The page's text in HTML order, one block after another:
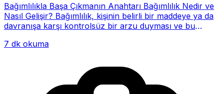
Bağımlılıkla Başa Çıkmanın Anahtarı Bağımlılık Nedir ve
Nasıl Gelişir? Bağımlılık, kişinin belirli bir maddeye ya da
davranışa karşı kontrolsüz bir arzu duyması ve bu
7 dk okuma